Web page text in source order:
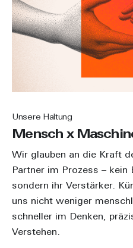
Unsere Haltung
Mensch x
Wir glauben an die Kraft
Partner im Prozess –
sondern ihr Verstärker.
uns nicht weniger
schneller im Denken,
Verstehen.